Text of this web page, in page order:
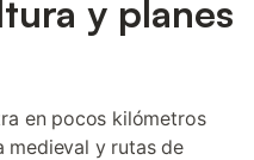
y planes
en pocos kilómetros
medieval y rutas de